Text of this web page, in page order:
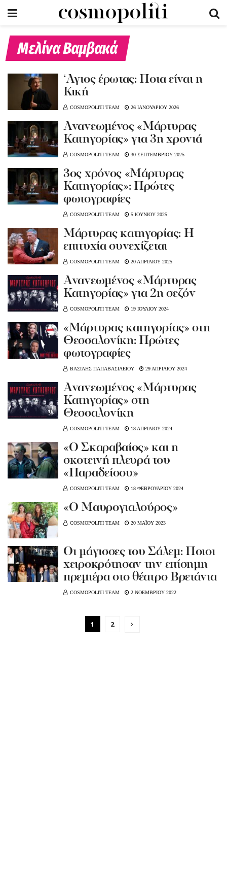
Μελίνα Βαμβακά
‘Αγιος έρωτας: Ποια είναι η
Κική
COSMOPOLITI TEAM 26 ΙΑΝΟΥΑΡΙΟΥ 2026
Ανανεωμένος «Μάρτυρας
Κατηγορίας» για 3η χρονιά
COSMOPOLITI TEAM 30 ΣΕΠΤΕΜΒΡΙΟΥ 2025
3ος χρόνος «Μάρτυρας
Κατηγορίας»: Πρώτες
φωτογραφίες
COSMOPOLITI TEAM 5 ΙΟΥΝΙΟΥ 2025
Μάρτυρας κατηγορίας: Η
επιτυχία συνεχίζεται
COSMOPOLITI TEAM 20 ΑΠΡΙΛΙΟΥ 2025
Ανανεωμένος «Μάρτυρας
Κατηγορίας» για 2η σεζόν
COSMOPOLITI TEAM 19 ΙΟΥΛΙΟΥ 2024
«Μάρτυρας κατηγορίας» στη
Θεσσαλονίκη: Πρώτες
φωτογραφίες
ΒΑΣΙΛΗΣ ΠΑΠΑΒΑΣΙΛΕΙΟΥ 29 ΑΠΡΙΛΙΟΥ 2024
Ανανεωμένος «Μάρτυρας
Κατηγορίας» στη
Θεσσαλονίκη
COSMOPOLITI TEAM 18 ΑΠΡΙΛΙΟΥ 2024
«Ο Σκαραβαίος» και η
σκοτεινή πλευρά του
«Παραδείσου»
COSMOPOLITI TEAM 18 ΦΕΒΡΟΥΑΡΙΟΥ 2024
«Ο Μαυρογιαλούρος»
COSMOPOLITI TEAM 20 ΜΑΪΟΥ 2023
Οι μάγισσες του Σάλεμ: Ποιοι
χειροκρότησαν την επίσημη
πρεμιέρα στο θέατρο Βρετάνια
COSMOPOLITI TEAM 2 ΝΟΕΜΒΡΙΟΥ 2022
1 2